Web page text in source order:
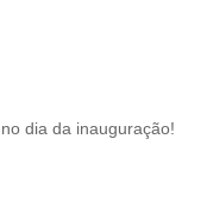
dia da inauguração!